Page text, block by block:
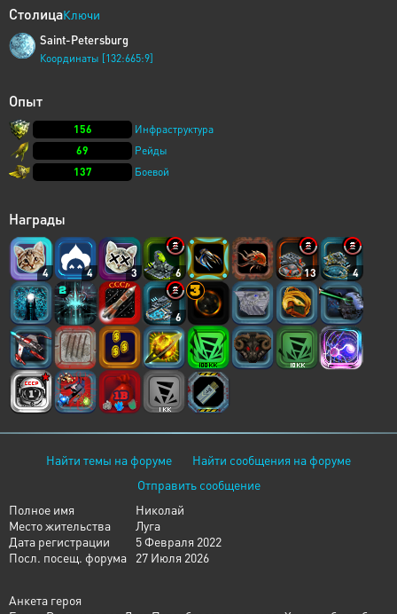
СтолицаКлючи
Saint-Petersburg
Координаты [132:665:9]
Опыт
156
Инфраструктура
69
Рейды
137
Боевой
Награды
4 4 3 6 13 4
6
Найти темы на форуме
Найти сообщения на форуме
Отправить сообщение
Полное имя
Николай
Место жительства
Луга
Дата регистрации
5 Февраля 2022
Посл. посещ. форума
27 Июля 2026
Анкета героя